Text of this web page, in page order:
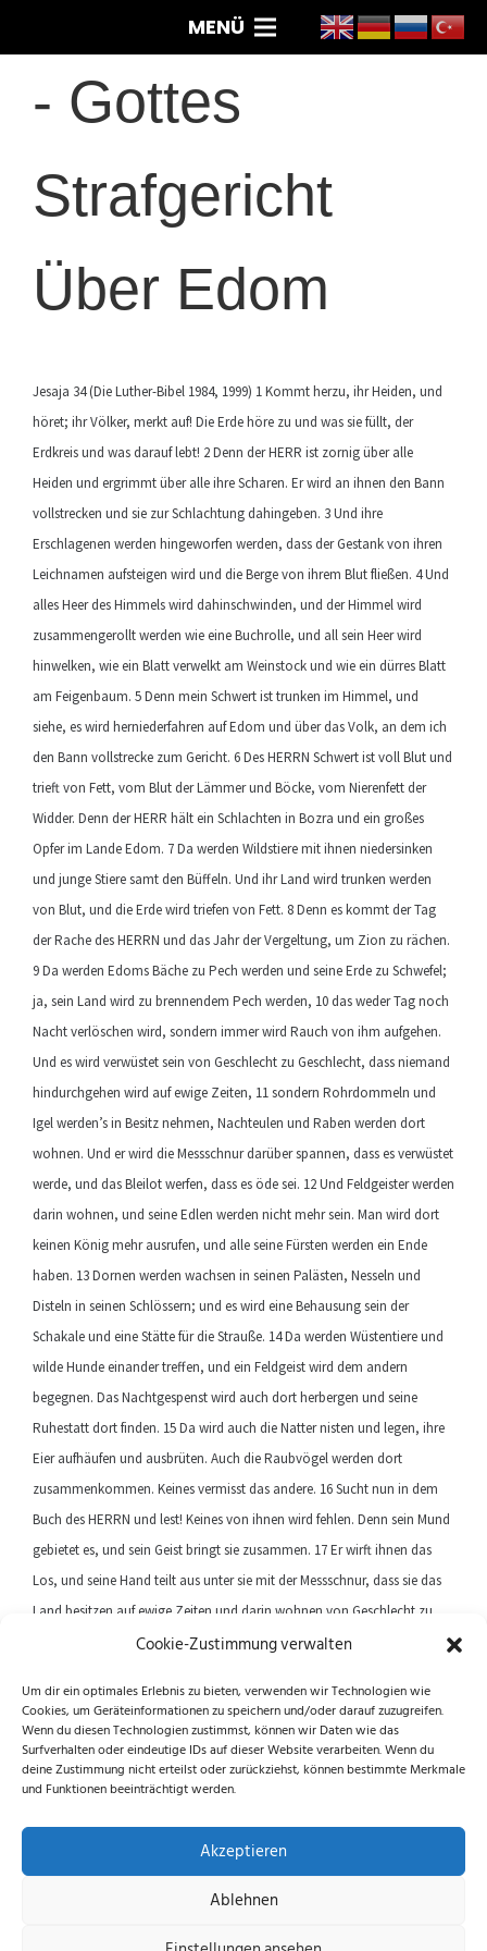
Cookie-Zustimmung verwalten
Um dir ein optimales Erlebnis zu bieten, verwenden wir Technologien wie
Cookies, um Geräteinformationen zu speichern und/oder darauf zuzugreifen.
Wenn du diesen Technologien zustimmst, können wir Daten wie das
Surfverhalten oder eindeutige IDs auf dieser Website verarbeiten. Wenn du
deine Zustimmung nicht erteilst oder zurückziehst, können bestimmte Merkmale
und Funktionen beeinträchtigt werden.
Akzeptieren
Ablehnen
MENÜ
- Gottes
Strafgericht
Über Edom
Jesaja 34 (Die Luther-Bibel 1984, 1999) 1 Kommt herzu, ihr Heiden, und
höret; ihr Völker, merkt auf! Die Erde höre zu und was sie füllt, der
Erdkreis und was darauf lebt! 2 Denn der HERR ist zornig über alle
Heiden und ergrimmt über alle ihre Scharen. Er wird an ihnen den Bann
vollstrecken und sie zur Schlachtung dahingeben. 3 Und ihre
Erschlagenen werden hingeworfen werden, dass der Gestank von ihren
Leichnamen aufsteigen wird und die Berge von ihrem Blut fließen. 4 Und
alles Heer des Himmels wird dahinschwinden, und der Himmel wird
zusammengerollt werden wie eine Buchrolle, und all sein Heer wird
hinwelken, wie ein Blatt verwelkt am Weinstock und wie ein dürres Blatt
am Feigenbaum. 5 Denn mein Schwert ist trunken im Himmel, und
siehe, es wird herniederfahren auf Edom und über das Volk, an dem ich
den Bann vollstrecke zum Gericht. 6 Des HERRN Schwert ist voll Blut und
trieft von Fett, vom Blut der Lämmer und Böcke, vom Nierenfett der
Widder. Denn der HERR hält ein Schlachten in Bozra und ein großes
Opfer im Lande Edom. 7 Da werden Wildstiere mit ihnen niedersinken
und junge Stiere samt den Büffeln. Und ihr Land wird trunken werden
von Blut, und die Erde wird triefen von Fett. 8 Denn es kommt der Tag
der Rache des HERRN und das Jahr der Vergeltung, um Zion zu rächen.
9 Da werden Edoms Bäche zu Pech werden und seine Erde zu Schwefel;
ja, sein Land wird zu brennendem Pech werden, 10 das weder Tag noch
Nacht verlöschen wird, sondern immer wird Rauch von ihm aufgehen.
Und es wird verwüstet sein von Geschlecht zu Geschlecht, dass niemand
hindurchgehen wird auf ewige Zeiten, 11 sondern Rohrdommeln und
Igel werden’s in Besitz nehmen, Nachteulen und Raben werden dort
wohnen. Und er wird die Messschnur darüber spannen, dass es verwüstet
werde, und das Bleilot werfen, dass es öde sei. 12 Und Feldgeister werden
darin wohnen, und seine Edlen werden nicht mehr sein. Man wird dort
keinen König mehr ausrufen, und alle seine Fürsten werden ein Ende
haben. 13 Dornen werden wachsen in seinen Palästen, Nesseln und
Disteln in seinen Schlössern; und es wird eine Behausung sein der
Schakale und eine Stätte für die Strauße. 14 Da werden Wüstentiere und
wilde Hunde einander treffen, und ein Feldgeist wird dem andern
begegnen. Das Nachtgespenst wird auch dort herbergen und seine
Ruhestatt dort finden. 15 Da wird auch die Natter nisten und legen, ihre
Eier aufhäufen und ausbrüten. Auch die Raubvögel werden dort
zusammenkommen. Keines vermisst das andere. 16 Sucht nun in dem
Buch des HERRN und lest! Keines von ihnen wird fehlen. Denn sein Mund
gebietet es, und sein Geist bringt sie zusammen. 17 Er wirft ihnen das
Los, und seine Hand teilt aus unter sie mit der Messschnur, dass sie das
Land besitzen auf ewige Zeiten und darin wohnen von Geschlecht zu
Next article
Previous article
Folge uns auf Instagram und Facebook!
Datenschutzerklärung|Impressum